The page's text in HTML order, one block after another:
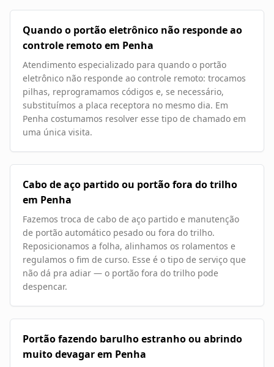
Quando o portão eletrônico não responde ao
controle remoto em Penha
Atendimento especializado para quando o portão
eletrônico não responde ao controle remoto: trocamos
pilhas, reprogramamos códigos e, se necessário,
substituímos a placa receptora no mesmo dia. Em
Penha costumamos resolver esse tipo de chamado em
uma única visita.
Cabo de aço partido ou portão fora do trilho
em Penha
Fazemos troca de cabo de aço partido e manutenção
de portão automático pesado ou fora do trilho.
Reposicionamos a folha, alinhamos os rolamentos e
regulamos o fim de curso. Esse é o tipo de serviço que
não dá pra adiar — o portão fora do trilho pode
despencar.
Portão fazendo barulho estranho ou abrindo
muito devagar em Penha